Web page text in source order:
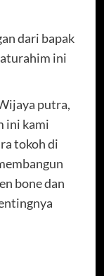
dari bapak
ini
putra,
ini kami
tokoh di
bone dan